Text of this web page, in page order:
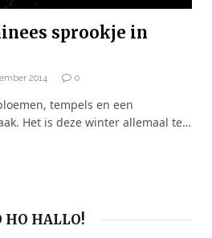
sprookje in
2014 0
tempels en een
Het is deze winter allemaal te…
HO HALLO!